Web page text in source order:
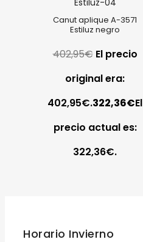
Canut aplique A-3571
Estiluz negro
402,95€ El precio
original era:
402,95€.322,36€El
precio actual es:
322,36€.
Horario Invierno